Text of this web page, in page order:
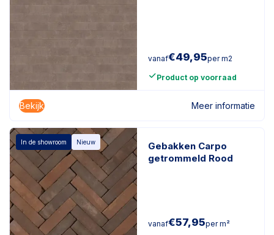
vanaf€49,95per m2
Product op voorraad
Bekijk Meer informatie
In de showroom Nieuw
Gebakken Carpo
getrommeld Rood
vanaf€57,95per m²